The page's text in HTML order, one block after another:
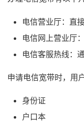
电信营业厅：直
电信网上营业厅
电信客服热线：
申请电信宽带时，用
身份证
户口本